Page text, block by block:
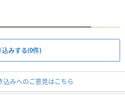
込みする(0件)
込みへのご意見はこちら